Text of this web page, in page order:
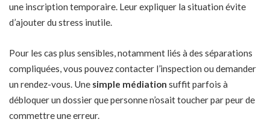
une inscription temporaire. Leur expliquer la situation évite
d’ajouter du stress inutile.
Pour les cas plus sensibles, notamment liés à des séparations
compliquées, vous pouvez contacter l’inspection ou demander
un rendez-vous. Une simple médiation suffit parfois à
débloquer un dossier que personne n’osait toucher par peur de
commettre une erreur.